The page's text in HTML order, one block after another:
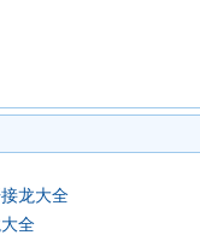
龙大全
全